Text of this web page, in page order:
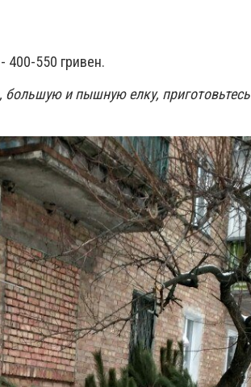
550 гривен.
и пышную елку, приготовьтесь